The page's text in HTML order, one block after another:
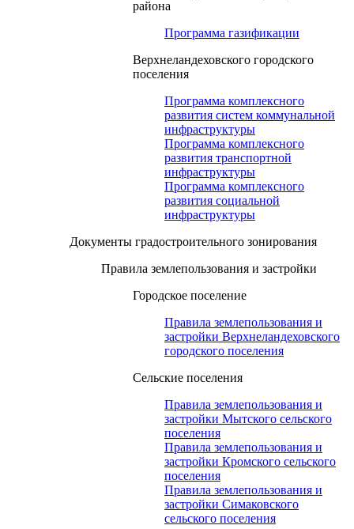
района
Программа газификации
Верхнеландеховского городского
поселения
Программа комплексного
развития систем коммунальной
инфраструктуры
Программа комплексного
развития транспортной
инфраструктуры
Программа комплексного
развития социальной
инфраструктуры
Документы градостроительного зонирования
Правила землепользования и застройки
Городское поселение
Правила землепользования и
застройки Верхнеландеховского
городского поселения
Сельские поселения
Правила землепользования и
застройки Мытского сельского
поселения
Правила землепользования и
застройки Кромского сельского
поселения
Правила землепользования и
застройки Симаковского
сельского поселения